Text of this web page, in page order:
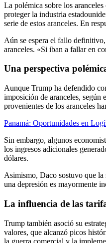
La polémica sobre los
proteger la industria
serie de estos aranceles. En
Aún se espera el fallo
aranceles. «Si iban a fallar en
Una perspectiva
Aunque Trump ha defendido
imposición de aranceles, según
provenientes de los aranceles
Panamá: Oportunidades en
Sin embargo, algunos
los ingresos adicionales
dólares.
Asimismo, Daco sostuvo que la
una depresión es mayormente
La influencia de las
Trump también asoció su
valores, que alcanzó picos
la guerra comercial y la